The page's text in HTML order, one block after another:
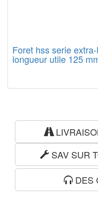
Foret hss serie
longueur utile 125
SAV SUR
DES